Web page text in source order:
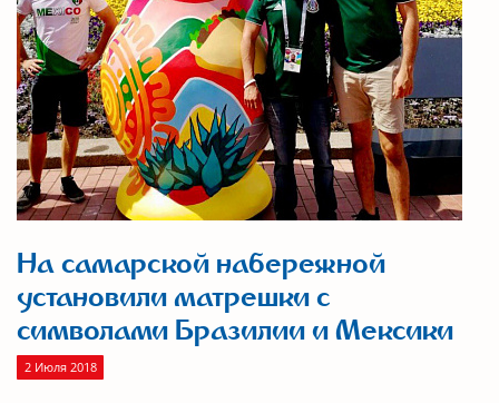
На самарской набережной
установили матрешки с
символами Бразилии и Мексики
2 Июля 2018